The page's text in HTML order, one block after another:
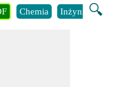
🔍
Chemia Inżynieria